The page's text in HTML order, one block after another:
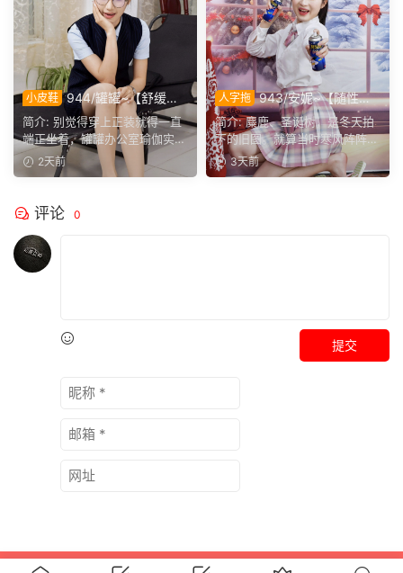
小皮鞋 944/罐罐~【舒缓筋
骨】谁说正装不方便舒展肢
体，干练得体的职场装束，练
瑜伽完全不受影响。
简介: 别觉得穿上正装就得一直
端正坐着，罐罐办公室瑜伽实拍
来啦。就算一身正装，...
2天前
人字拖 943/安妮~【随性悦
己】不必被季节左右穿搭，喜
欢没有时间界限，无论什么时
候，都可以穿上小裙子
简介: 麋鹿、圣诞树，是冬天拍
下的旧图。就算当时寒风阵阵，
也少不了学院风百褶裙...
3天前
评论 0
提交